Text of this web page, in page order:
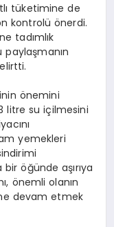
tüketimine de
kontrolü önerdi.
tadımlık
önemini
litre su içilmesini
yemekleri
öğünde aşırıya
önemli olanın
devam etmek